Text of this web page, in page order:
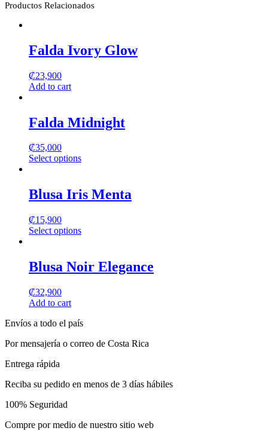
Productos Relacionados
Falda Ivory Glow
₡23,900
Add to cart
Falda Midnight
₡35,000
Select options
has
multiple
The
options
chosen
on
the
product
page
Blusa Iris Menta
₡15,900
Select options
has
multiple
The
options
be
on
product
page
Blusa Noir Elegance
₡32,900
Add to cart
Envíos a todo el país
Por mensajería o correo de Costa Rica
Entrega rápida
Reciba su pedido en menos de 3 días hábiles
100% Seguridad
Compre por medio de nuestro sitio web